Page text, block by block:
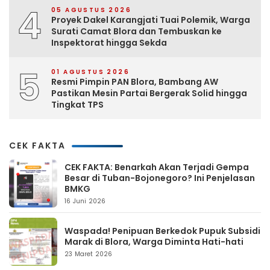
4 05 AGUSTUS 2026
Proyek Dakel Karangjati Tuai Polemik, Warga
Surati Camat Blora dan Tembuskan ke
Inspektorat hingga Sekda
5 01 AGUSTUS 2026
Resmi Pimpin PAN Blora, Bambang AW
Pastikan Mesin Partai Bergerak Solid hingga
Tingkat TPS
CEK FAKTA
CEK FAKTA: Benarkah Akan Terjadi Gempa
Besar di Tuban-Bojonegoro? Ini Penjelasan
BMKG
16 Juni 2026
Waspada! Penipuan Berkedok Pupuk Subsidi
Marak di Blora, Warga Diminta Hati-hati
23 Maret 2026